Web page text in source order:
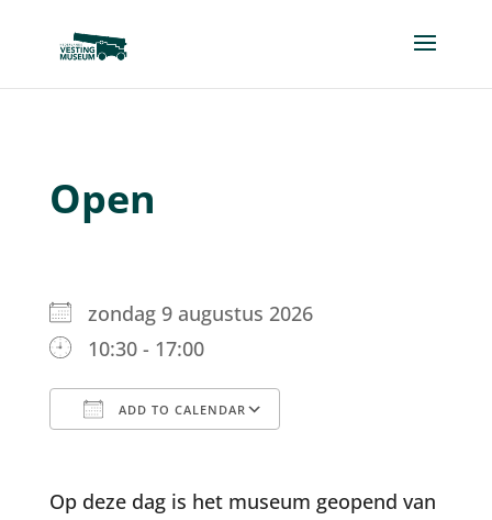
Open
zondag 9 augustus 2026
10:30 - 17:00
ADD TO CALENDAR
Op deze dag is het museum geopend van